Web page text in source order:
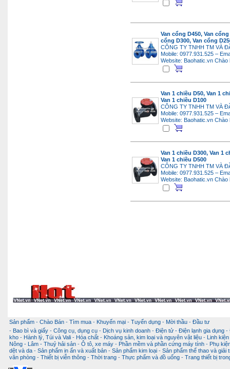
Van cổng D450, Van
cổng D300, Van cổng
CÔNG TY TNHH TM VÀ
Mobile: 0977.931.525 –
Website: Baohatic.vn Chào
Van 1 chiều D50, Van 1
Van 1 chiều D100
CÔNG TY TNHH TM VÀ
Mobile: 0977.931.525 –
Website: Baohatic.vn Chào
Van 1 chiều D300, Van 1
Van 1 chiều D500
CÔNG TY TNHH TM VÀ
Mobile: 0977.931.525 –
Website: Baohatic.vn Chào
Sản phẩm - Chào Bán - Tìm mua - Khuyến mại - Tuyển dụng - Mời thầu - Đầu tư
- Bao bì và giấy - Công cụ, dụng cụ - Dịch vụ kinh doanh - Điện tử - Điện lạnh gia dụng -
kho - Hành lý, Túi và Vali - Hóa chất - Khoáng sản, kim loại và nguyên vật liệu -
Linh
Nông - Lâm - Thuỷ hải sản - Ô tô, xe máy - Phần mềm và phần cứng máy tính - Phụ
dệt và da - Sản phẩm in ấn và xuất bản - Sản phẩm kim loại - Sản phẩm thể thao và giải
văn phòng - Thiết bị viễn thông - Thời trang - Thực phẩm và đồ uống - Trang thiết bị